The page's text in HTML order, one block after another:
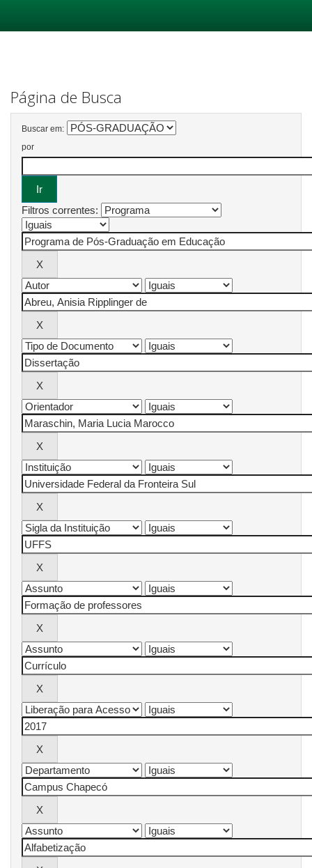
Página de Busca
Buscar em:
por
Filtros correntes: